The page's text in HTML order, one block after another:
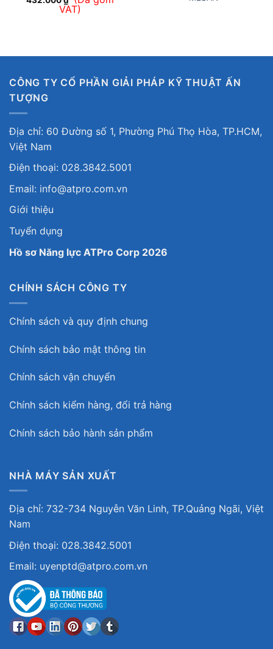
VAT)
CÔNG TY CỔ PHẦN GIẢI PHÁP KỸ THUẬT ẤN
TƯỢNG
Địa chỉ: 60 Đường số 1, Phường Phú Thọ Hòa, TP.HCM,
Việt Nam
Điện thoại: 028.3842.5001
Email: info@atpro.com.vn
Giới thiệu
Tuyển dụng
Hồ sơ Năng lực ATPro Corp 2026
CHÍNH SÁCH CÔNG TY
Chính sách và quy định chung
Chính sách bảo mật thông tin
Chính sách vận chuyển
Chính sách kiểm hàng, đổi trả hàng
Chính sách bảo hành sản phẩm
NHÀ MÁY SẢN XUẤT
Địa chỉ: 732-734 Nguyễn Văn Linh, TP.Quảng Ngãi, Việt
Nam
Điện thoại: 028.3842.5001
Email: uyenptd@atpro.com.vn